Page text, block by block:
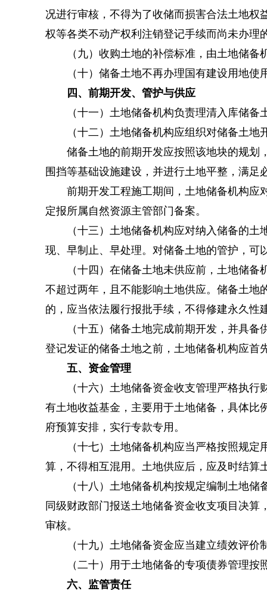
况进行审核，不得为了收储而损害合法土地
权等各类不动产权利注销登记手续而尚未办理
（九）收购土地的补偿标准，由土地储备
（十）储备土地不再办理国有建设用地使
四、前期开发、管护与供应
（十一）土地储备机构负责理清入库储备
（十二）土地储备机构应组织对储备土地
储备土地的前期开发应按照该地块的规划，
围挡等基础设施建设，并进行土地平整，满
前期开发工程施工期间，土地储备机构应对
定报所属自然资源主管部门备案。
（十三）土地储备机构应对纳入储备的土地
现、早制止、早处理。对储备土地的管护，可
（十四）在储备土地未供应前，土地储备机
不超过两年，且不能影响土地供应。储备土地
的，应当依法履行报批手续，不得修建永久性
（十五）储备土地完成前期开发，并具备供
登记发证的储备土地之前，土地储备机构应首
五、资金管理
（十六）土地储备资金收支管理严格执行财
有土地收益基金，主要用于土地储备，具体比
府预算安排，实行专款专用。
（十七）土地储备机构应当严格按照规定用
算，不得相互混用。土地供应后，应及时结算
（十八）土地储备机构按规定编制土地储备
同级财政部门报送土地储备资金收支项目决
审核。
（十九）土地储备资金应当建立绩效评价
（二十）用于土地储备的专项债券管理按
六、监管责任